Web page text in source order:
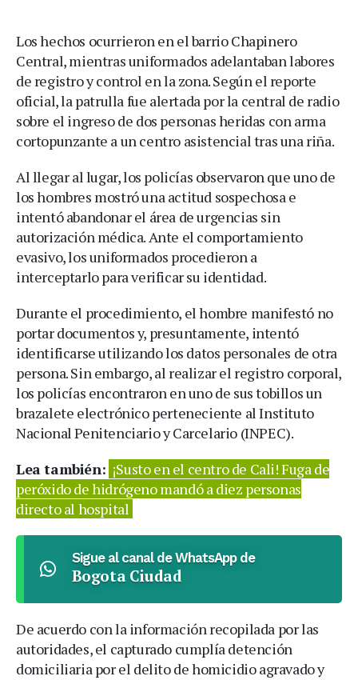
Los hechos ocurrieron en el barrio Chapinero
Central, mientras uniformados adelantaban labores
de registro y control en la zona. Según el reporte
oficial, la patrulla fue alertada por la central de radio
sobre el ingreso de dos personas heridas con arma
cortopunzante a un centro asistencial tras una riña.
Al llegar al lugar, los policías observaron que uno de
los hombres mostró una actitud sospechosa e
intentó abandonar el área de urgencias sin
autorización médica. Ante el comportamiento
evasivo, los uniformados procedieron a
interceptarlo para verificar su identidad.
Durante el procedimiento, el hombre manifestó no
portar documentos y, presuntamente, intentó
identificarse utilizando los datos personales de otra
persona. Sin embargo, al realizar el registro corporal,
los policías encontraron en uno de sus tobillos un
brazalete electrónico perteneciente al Instituto
Nacional Penitenciario y Carcelario (INPEC).
Lea también: ¡Susto en el centro de Cali! Fuga de
peróxido de hidrógeno mandó a diez personas
directo al hospital
Sigue al canal de WhatsApp de
Bogota Ciudad
De acuerdo con la información recopilada por las
autoridades, el capturado cumplía detención
domiciliaria por el delito de homicidio agravado y